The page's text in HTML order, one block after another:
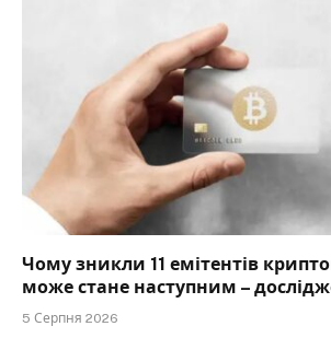
Чому зникли 11 емітентів
може стане наступним –
5 Серпня 2026